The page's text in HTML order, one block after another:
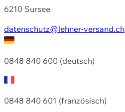
6210 Sursee
datenschutz@lehner-versand.ch
0848 840 600 (deutsch)
0848 840 601 (französisch)